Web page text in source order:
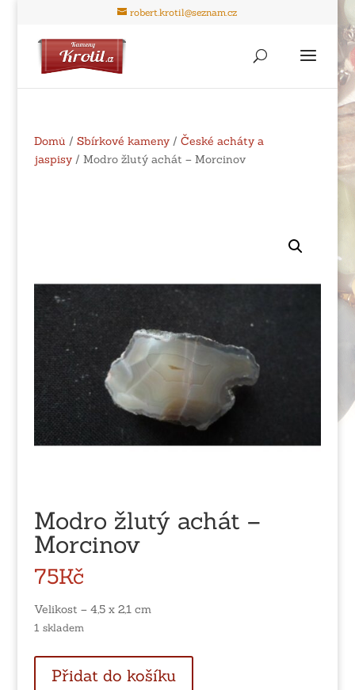
robert.krotil@seznam.cz
Domů / Sbírkové kameny/ České acháty a
jaspisy/ Modro žlutý achát – Morcinov
Modro žlutý achát –
Morcinov
75Kč
Velikost – 4,5 x 2,1 cm
1 skladem
žlutýPřidat do košíku